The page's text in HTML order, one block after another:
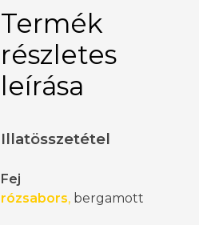
Termék
részletes
leírása
Illatösszetétel
Fej
rózsabors, bergamott